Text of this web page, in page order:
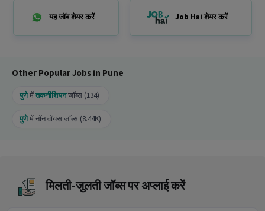
रखने वाला उम्मीदवार इस Technician job के लिए उपयुक्त
है।
सैलरी मिलती है, यह एक Full Time अवसर है और इसमें 25
openings उपलब्ध हैं।
यह जॉब शेयर करें Job Hai शेयर करें
Other Popular Jobs in Pune
पुणेमेंतकनीशियनजॉब्स (134)
पुणेमें नॉन वॉयस जॉब्स (8.44K)
मिलती-जुलती जॉब्स पर अप्लाई करें